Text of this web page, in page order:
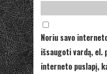
Noriu savo
išsaugoti vardą, el.
interneto puslapį,